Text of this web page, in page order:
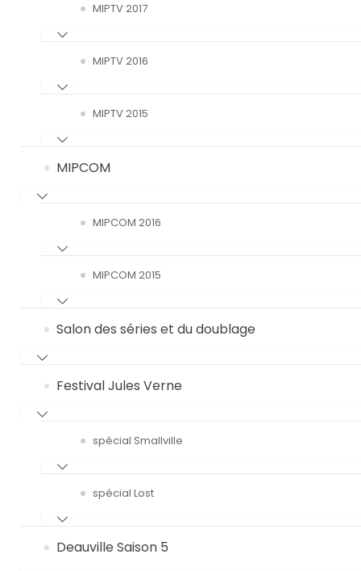
MIPTV 2017
MIPTV 2016
MIPTV 2015
MIPCOM
MIPCOM 2016
MIPCOM 2015
Salon des séries et du doublage
Festival Jules Verne
spécial Smallville
spécial Lost
Deauville Saison 5